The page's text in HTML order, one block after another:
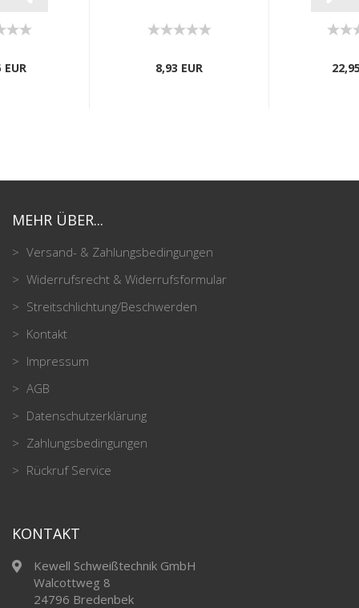
EUR 8,93 EUR
MEHR ÜBER...
Versand- & Zahlungsbedingungen
Widerrufsrecht & Widerrufsformular
Streitschlichtung/Beschwerden
Kontakt
Impressum
AGB
Datenschutzerklärung
Zahlungsbedingungen
Rückruf Service
KONTAKT
Kewell Schweißtechnik GmbH
Walcottweg 8
24796 Bredenbek